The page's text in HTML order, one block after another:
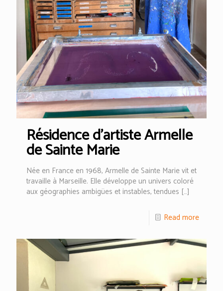
Résidence d’artiste Armelle
de Sainte Marie
Née en France en 1968, Armelle de Sainte Marie vit et
travaille à Marseille. Elle développe un univers coloré
aux géographies ambigües et instables, tendues […]
Read more